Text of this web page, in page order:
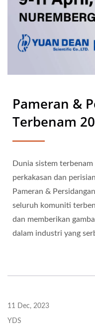
Pameran &
Terbenam
Dunia sistem
perkakasan dan
Pameran &
seluruh komuniti
dan memberikan
dalam industri yang
11 Dec, 2023
YDS